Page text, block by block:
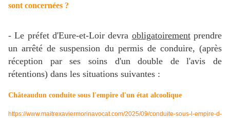
sont concernées ?
- Le préfet d'Eure-et-Loirdevra obligatoirementprendre
un arrêté de suspension du permis de conduire, (après
réception par ses soins d'un double de l'avis de
rétentions) dans les situations suivantes :
Châteaudun conduite sous l'empire d'un état alcoolique
https://www.maitrexaviermorinavocat.com/2025/09/conduite-sous-l-empire-d-